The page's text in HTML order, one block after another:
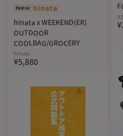
New
hinata x WEEKEND(ER)
OUTDOOR
COOLBAG/GROCERY
hinata
¥5,880